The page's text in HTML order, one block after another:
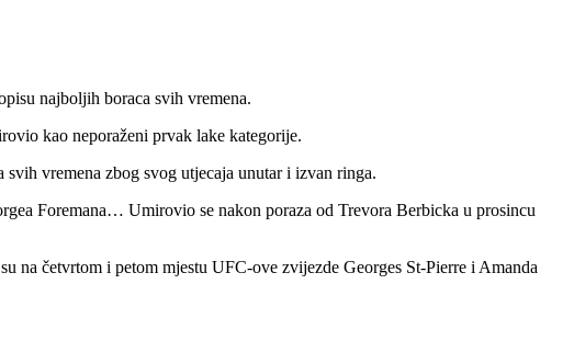
najboljih boraca svih vremena.
kao neporaženi prvak lake kategorije.
vremena zbog svog utjecaja unutar i izvan ringa.
Foremana… Umirovio se nakon poraza od Trevora Berbicka u prosincu
na četvrtom i petom mjestu UFC-ove zvijezde Georges St-Pierre i Amanda